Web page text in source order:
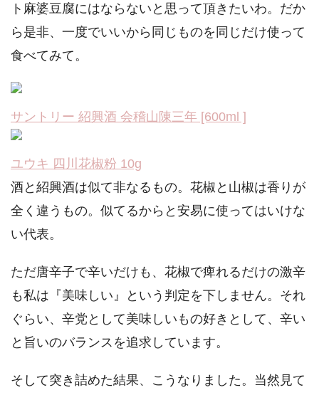
ト麻婆豆腐にはならないと思って頂きたいわ。だか
ら是非、一度でいいから同じものを同じだけ使って
食べてみて。
サントリー 紹興酒 会稽山陳三年 [600ml ]
ユウキ 四川花椒粉 10g
酒と紹興酒は似て非なるもの。花椒と山椒は香りが
全く違うもの。似てるからと安易に使ってはいけな
い代表。
ただ唐辛子で辛いだけも、花椒で痺れるだけの激辛
も私は『美味しい』という判定を下しません。それ
ぐらい、辛党として美味しいもの好きとして、辛い
と旨いのバランスを追求しています。
そして突き詰めた結果、こうなりました。当然見て